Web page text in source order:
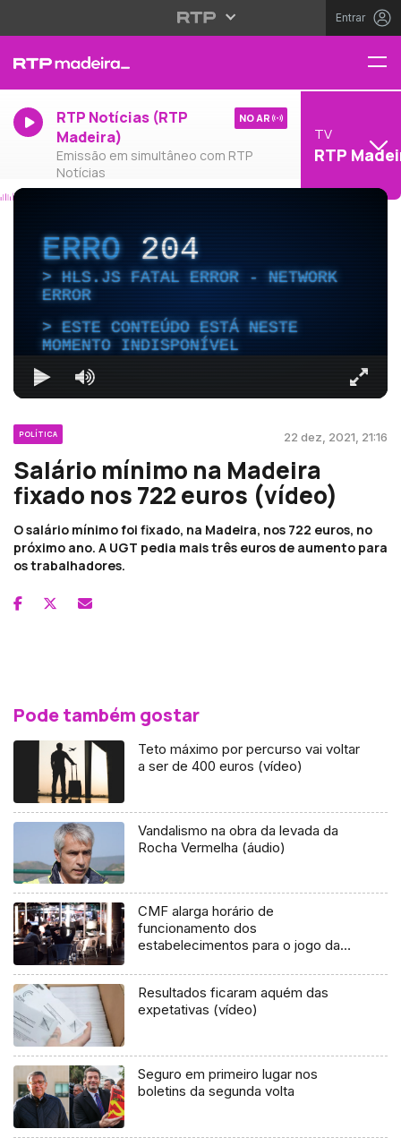
Entrar
RTP Notícias (RTP
Madeira)
Emissão em simultâneo com RTP
Notícias
NO AR
TV
RTP
ERRO204
HLS.JS FATAL ERROR - NETWORK
ERROR
ESTE CONTEÚDO ESTÁ NESTE
MOMENTO INDISPONÍVEL
POLÍTICA 22 dez, 2021, 21:16
Salário mínimo na Madeira
fixado nos 722 euros (vídeo)
O salário mínimo foi fixado, na Madeira, nos 722 euros, no
próximo ano. A UGT pedia mais três euros de aumento para
os trabalhadores.
Pode também gostar
Teto máximo por percurso vai voltar
a ser de 400 euros (vídeo)
Vandalismo na obra da levada da
Rocha Vermelha (áudio)
CMF alarga horário de
funcionamento dos
estabelecimentos para o jogo da
Resultados ficaram aquém das
expetativas (vídeo)
Seguro em primeiro lugar nos
boletins da segunda volta